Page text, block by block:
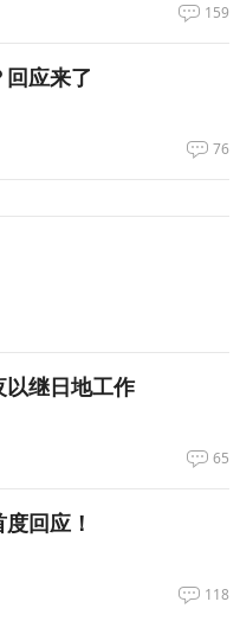
159
应来了
76
继日地工作
65
回应！
118